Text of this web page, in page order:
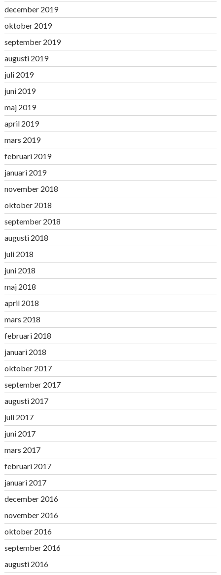
december 2019
oktober 2019
september 2019
augusti 2019
juli 2019
juni 2019
maj 2019
april 2019
mars 2019
februari 2019
januari 2019
november 2018
oktober 2018
september 2018
augusti 2018
juli 2018
juni 2018
maj 2018
april 2018
mars 2018
februari 2018
januari 2018
oktober 2017
september 2017
augusti 2017
juli 2017
juni 2017
mars 2017
februari 2017
januari 2017
december 2016
november 2016
oktober 2016
september 2016
augusti 2016